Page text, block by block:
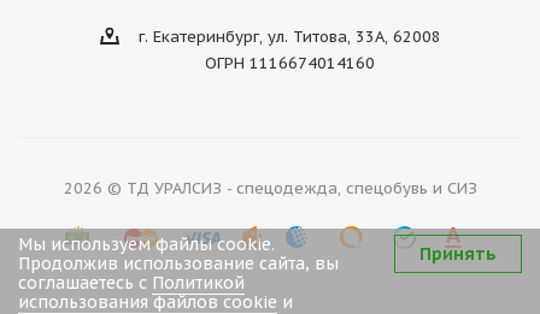
г. Екатеринбург, ул. Титова, 33А, 62008
ОГРН 1116674014160
2026 © ТД УРАЛСИЗ - спецодежда, спецобувь и СИЗ
Мы используем файлы cookie.
Продолжив использование сайта, вы
соглашаетесь с Политикой
использования файлов cookie и
Принять